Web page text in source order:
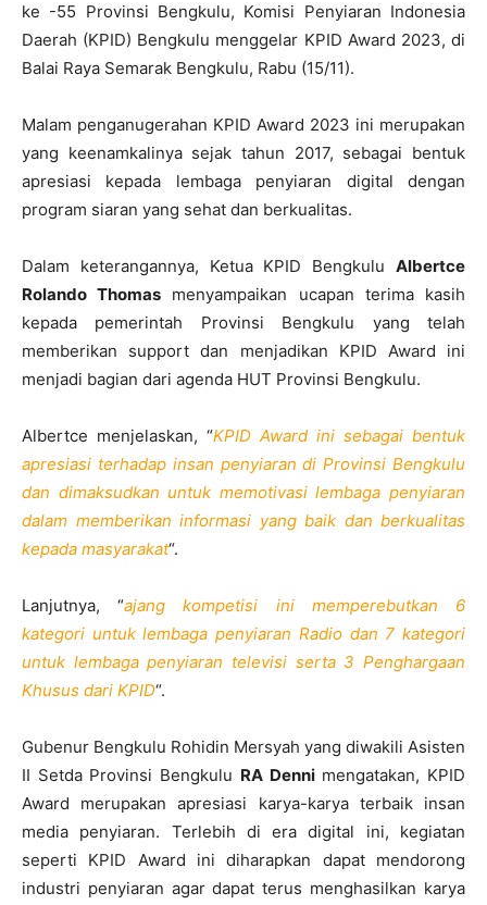
ke -55 Provinsi Bengkulu, Komisi Penyiaran Indonesia
Daerah (KPID) Bengkulu menggelar KPID Award 2023, di
Balai Raya Semarak Bengkulu, Rabu (15/11).
Malam penganugerahan KPID Award 2023 ini merupakan
yang keenamkalinya sejak tahun 2017, sebagai bentuk
apresiasi kepada lembaga penyiaran digital dengan
program siaran yang sehat dan berkualitas.
Dalam keterangannya, Ketua KPID Bengkulu Albertce
Rolando Thomas menyampaikan ucapan terima kasih
kepada pemerintah Provinsi Bengkulu yang telah
memberikan support dan menjadikan KPID Award ini
menjadi bagian dari agenda HUT Provinsi Bengkulu.
Albertce menjelaskan, “KPID Award ini sebagai bentuk
apresiasi terhadap insan penyiaran di Provinsi Bengkulu
dan dimaksudkan untuk memotivasi lembaga penyiaran
dalam memberikan informasi yang baik dan berkualitas
kepada masyarakat“.
Lanjutnya, “ajang kompetisi ini memperebutkan 6
kategori untuk lembaga penyiaran Radio dan 7 kategori
untuk lembaga penyiaran televisi serta 3 Penghargaan
Khusus dari KPID“.
Gubenur Bengkulu Rohidin Mersyah yang diwakili Asisten
II Setda Provinsi Bengkulu RA Dennimengatakan, KPID
Award merupakan apresiasi karya-karya terbaik insan
media penyiaran. Terlebih di era digital ini, kegiatan
seperti KPID Award ini diharapkan dapat mendorong
industri penyiaran agar dapat terus menghasilkan karya